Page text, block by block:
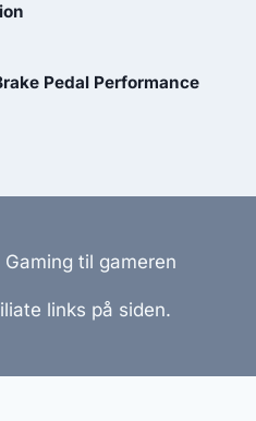
Pedal Performance
til gameren
links på siden.